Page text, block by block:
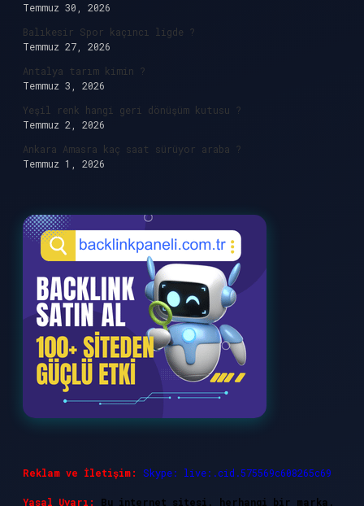
Temmuz 30, 2026
Balıkesir Spor kaçıncı ligde ?
Temmuz 27, 2026
Antalya tarım kimin ?
Temmuz 3, 2026
Yeşil renk hangi geri dönüşüm kutusu ?
Temmuz 2, 2026
Ankara Amasra kaç saat sürüyor araba ?
Temmuz 1, 2026
Reklam ve İletişim: Skype: live:.cid.575569c608265c69
Yasal Uyarı:
Bu internet sitesi, herhangi bir marka,